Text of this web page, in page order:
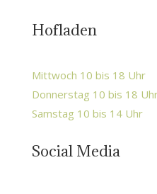
Hofladen
Mittwoch 10 bis 18 Uhr
Donnerstag 10 bis 18
Samstag 10 bis 14 Uhr
Social Media